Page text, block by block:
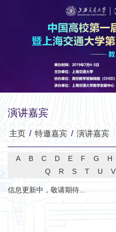
演讲嘉宾
主页 / 特邀嘉宾 / 演讲嘉宾
A B C D E F G H
Q
R S T U V
信息更新中，敬请期待...